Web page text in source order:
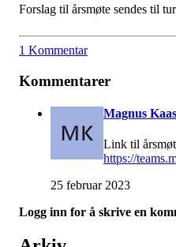
Forslag til årsmøte sendes til
1 Kommentar
Kommentarer
Magnus
Link til
https://
25 februar 2023
Logg inn for å skrive en